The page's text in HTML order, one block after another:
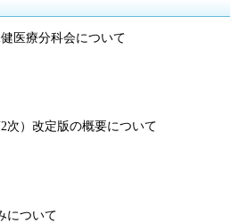
医療分科会について
次）改定版の概要について
について